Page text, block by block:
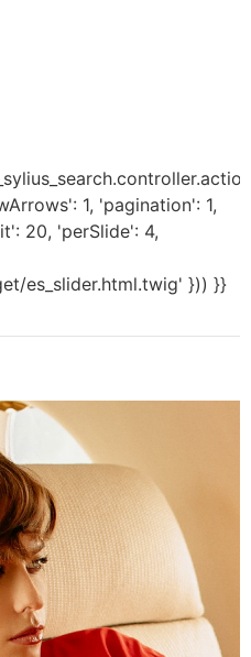
1, 'pagination': 1,
20, 'perSlide': 4,
es_slider.html.twig' })) }}